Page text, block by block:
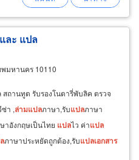
ละ แปล
มหานคร 10110
สถานทูต รับรองโนตารี่พับลิค ตรวจ
า ,ล่ามแปลภาษา,รับแปลภาษา
าอังกฤษเป็นไทย แปลไว ค่าแปล
ภาษาประหยัดถูกต้อง,รับแปลเอกสาร